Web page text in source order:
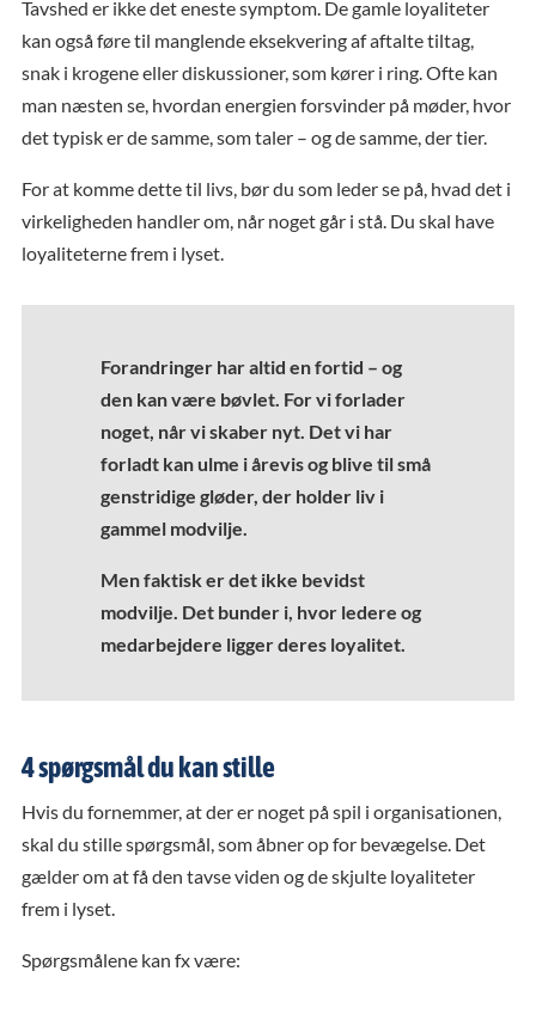
Tavshed er ikke det eneste symptom. De gamle loyaliteter
kan også føre til manglende eksekvering af aftalte tiltag,
snak i krogene eller diskussioner, som kører i ring. Ofte kan
man næsten se, hvordan energien forsvinder på møder, hvor
det typisk er de samme, som taler – og de samme, der tier.
For at komme dette til livs, bør du som leder se på, hvad det i
virkeligheden handler om, når noget går i stå. Du skal have
loyaliteterne frem i lyset.
Forandringer har altid en fortid – og
den kan være bøvlet. For vi forlader
noget, når vi skaber nyt. Det vi har
forladt kan ulme i årevis og blive til små
genstridige gløder, der holder liv i
gammel modvilje.
Men faktisk er det ikke bevidst
modvilje. Det bunder i, hvor ledere og
medarbejdere ligger deres loyalitet.
4 spørgsmål du kan stille
Hvis du fornemmer, at der er noget på spil i organisationen,
skal du stille spørgsmål, som åbner op for bevægelse. Det
gælder om at få den tavse viden og de skjulte loyaliteter
frem i lyset.
Spørgsmålene kan fx være: